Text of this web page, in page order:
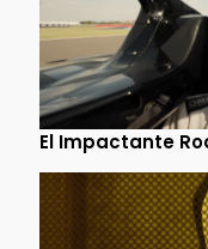
El Impactante